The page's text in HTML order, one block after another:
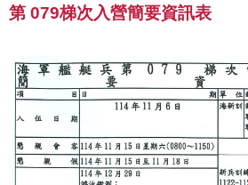
第 079梯次入營簡要資訊表